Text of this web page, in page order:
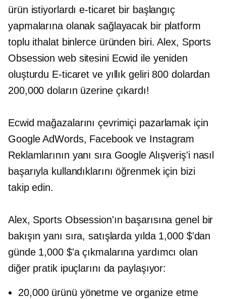
ürün istiyorlardıe-ticaret bir başlangıç ​​​​
yapmalarına olanak sağlayacak bir platform
toplu ithalatbinlerce üründen biri. Alex, Sports
Obsession web sitesini Ecwid ile yeniden
oluşturdu E-ticaret ve yıllık geliri 800 dolardan
200,000 doların üzerine çıkardı!
Ecwid mağazalarını çevrimiçi pazarlamak için
Google AdWords, Facebook ve Instagram
Reklamlarının yanı sıra Google Alışveriş'i nasıl
başarıyla kullandıklarını öğrenmek için bizi
takip edin.
Alex, Sports Obsession'ın başarısına genel bir
bakışın yanı sıra, satışlarda yılda 1,000 $'dan
günde 1,000 $'a çıkmalarına yardımcı olan
diğer pratik ipuçlarını da paylaşıyor:
20,000 ürünü yönetme ve organize etme